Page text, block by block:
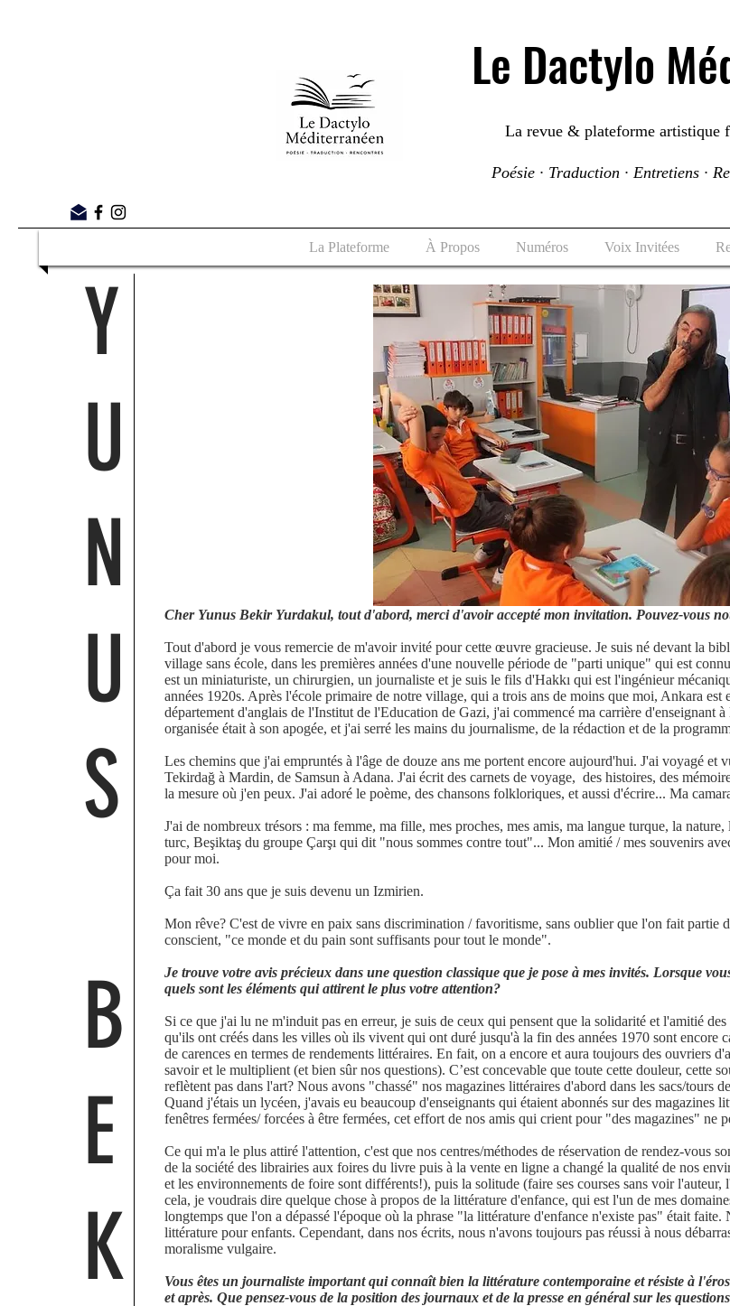
Le Dactylo
La revue & plateforme artistique
Poésie · Traduction · Entretiens ·
La Plateforme À Propos Numéros Voix Invitées
Cher Yunus Bekir Yurdakul, tout d'abord, merci d'avoir accepté mon invitation. Pouvez-vous
Tout d'abord je vous remercie de m'avoir invité pour cette œuvre gracieuse. Je suis né devant la
village sans école, dans les premières années d'une nouvelle période de "parti unique" qui est
est un miniaturiste, un chirurgien, un journaliste et je suis le fils d'Hakkı qui est l'ingénieur
années 1920s. Après l'école primaire de notre village, qui a trois ans de moins que moi, Ankara
département d'anglais de l'Institut de l'Education de Gazi, j'ai commencé ma carrière d'enseignant
organisée était à son apogée, et j'ai serré les mains du journalisme, de la rédaction et de la
Les chemins que j'ai empruntés à l'âge de douze ans me portent encore aujourd'hui. J'ai voyagé
Tekirdağ à Mardin, de Samsun à Adana. J'ai écrit des carnets de voyage, des histoires, des
la mesure où j'en peux. J'ai adoré le poème, des chansons folkloriques, et aussi d'écrire... Ma
J'ai de nombreux trésors : ma femme, ma fille, mes proches, mes amis, ma langue turque, la
turc, Beşiktaş du groupe Çarşı qui dit "nous sommes contre tout"... Mon amitié / mes souvenirs
pour moi.
Ça fait 30 ans que je suis devenu un Izmirien.
Mon rêve? C'est de vivre en paix sans discrimination / favoritisme, sans oublier que l'on fait partie
conscient, "ce monde et du pain sont suffisants pour tout le monde".
Je trouve votre avis précieux dans une question classique que je pose à mes invités. Lorsque
quels sont les éléments qui attirent le plus votre attention?
Si ce que j'ai lu ne m'induit pas en erreur, je suis de ceux qui pensent que la solidarité et l'amitié
qu'ils ont créés dans les villes où ils vivent qui ont duré jusqu'à la fin des années 1970 sont encore
de carences en termes de rendements littéraires. En fait, on a encore et aura toujours des ouvriers
savoir et le multiplient (et bien sûr nos questions). C’est concevable que toute cette douleur, cette
reflètent pas dans l'art? Nous avons "chassé" nos magazines littéraires d'abord dans les sacs/tours
Quand j'étais un lycéen, j'avais eu beaucoup d'enseignants qui étaient abonnés sur des magazines
fenêtres fermées/ forcées à être fermées, cet effort de nos amis qui crient pour "des magazines" ne
Ce qui m'a le plus attiré l'attention, c'est que nos centres/méthodes de réservation de rendez-vous
de la société des librairies aux foires du livre puis à la vente en ligne a changé la qualité de nos
et les environnements de foire sont différents!), puis la solitude (faire ses courses sans voir
cela, je voudrais dire quelque chose à propos de la littérature d'enfance, qui est l'un de mes
longtemps que l'on a dépassé l'époque où la phrase "la littérature d'enfance n'existe pas" était
littérature pour enfants. Cependant, dans nos écrits, nous n'avons toujours pas réussi à nous
moralisme vulgaire.
Vous êtes un journaliste important qui connaît bien la littérature contemporaine et résiste à
et après. Que pensez-vous de la position des journaux et de la presse en général sur les
Y
U
N
U
S
B
E
K